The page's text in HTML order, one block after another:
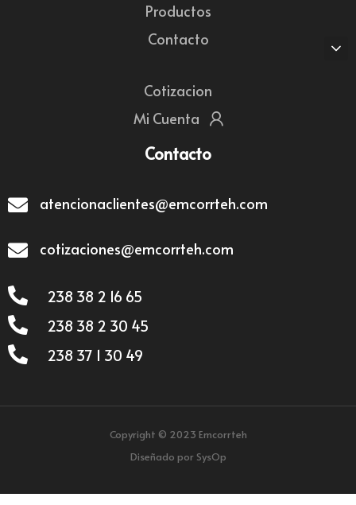
Productos
Contacto
Cotizacion
Mi Cuenta
Contacto
atencionaclientes@emcorrteh.com
cotizaciones@emcorrteh.com
238 38 2 16 65
238 38 2 30 45
238 37 1 30 49
Copyright © 2023 Emcorrteh
Diseñado por SysOp